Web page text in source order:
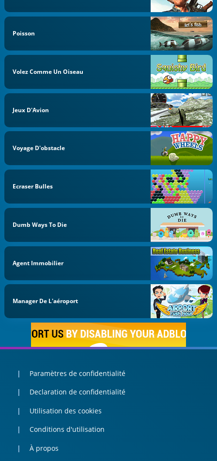
Poisson
Volez Comme Un Oiseau
Jeux D'Avion
Voyage D'obstacle
Ecraser Bulles
Dumb Ways To Die
Agent Immobilier
Manager De L'aéroport
Paramètres de confidentialité
Declaration de confidentialité
Utilisation des cookies
Conditions d'utilisation
À propos